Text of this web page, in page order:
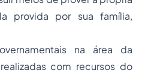
provida por sua família,
na área da
com recursos do